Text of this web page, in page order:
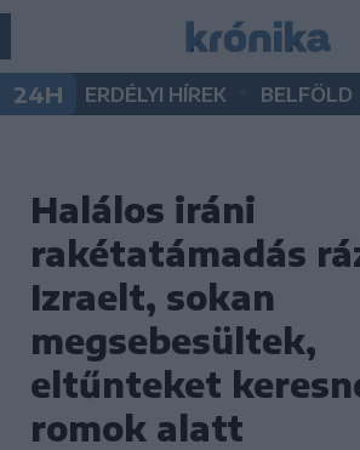
24H ERDÉLYI HÍREK BELFÖLD
Halálos iráni
rakétatámadás
Izraelt, sokan
megsebesültek,
eltűnteket
romok alatt